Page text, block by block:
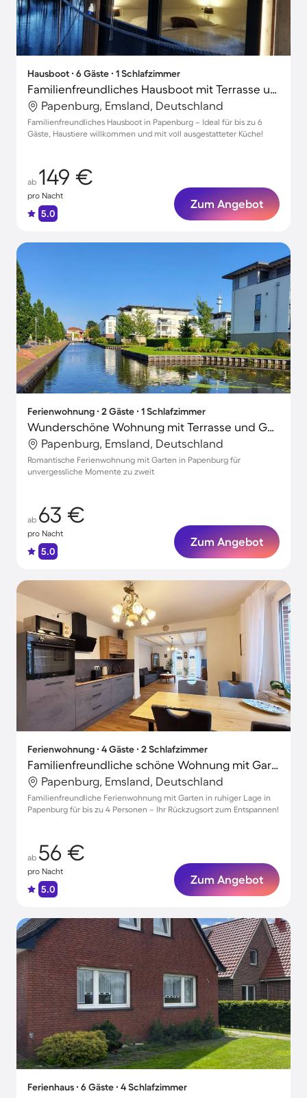
Hausboot ∙ 6 Gäste ∙ 1 Schlafzimmer
Familienfreundliches Hausboot mit Terrasse und Grill | Haustiere sind willkommen
Papenburg, Emsland, Deutschland
Familienfreundliches Hausboot in Papenburg – Ideal für bis zu 6
Gäste, Haustiere willkommen und mit voll ausgestatteter Küche!
ab 149 €
pro Nacht
5.0
Zum Angebot
Ferienwohnung ∙ 2 Gäste ∙ 1 Schlafzimmer
Wunderschöne Wohnung mit Terrasse und Garten
Papenburg, Emsland, Deutschland
Romantische Ferienwohnung mit Garten in Papenburg für
unvergessliche Momente zu zweit
ab 63 €
pro Nacht
5.0
Zum Angebot
Ferienwohnung ∙ 4 Gäste ∙ 2 Schlafzimmer
Familienfreundliche schöne Wohnung mit Garten, Grill und Terrasse
Papenburg, Emsland, Deutschland
Familienfreundliche Ferienwohnung mit Garten in ruhiger Lage in
Papenburg für bis zu 4 Personen – Ihr Rückzugsort zum Entspannen!
ab 56 €
pro Nacht
5.0
Zum Angebot
Ferienhaus ∙ 6 Gäste ∙ 4 Schlafzimmer